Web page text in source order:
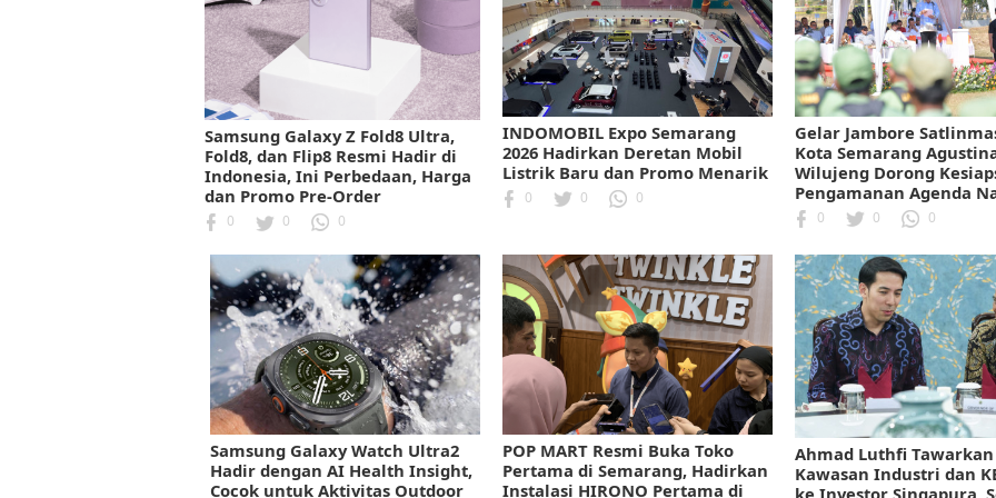
Samsung Galaxy Z Fold8 Ultra,
Fold8, dan Flip8 Resmi Hadir di
Indonesia, Ini Perbedaan, Harga
dan Promo Pre-Order
0 0 0
INDOMOBIL Expo Semarang
2026 Hadirkan Deretan Mobil
Listrik Baru dan Promo Menarik
0 0 0
Gelar Jambore
Kota Semarang
Wilujeng Dorong
Pengamanan Agenda
0 0 0
Samsung Galaxy Watch Ultra2
Hadir dengan AI Health Insight,
Cocok untuk Aktivitas Outdoor
POP MART Resmi Buka Toko
Pertama di Semarang, Hadirkan
Instalasi HIRONO Pertama di
Ahmad Luthfi Tawarkan
Kawasan Industri dan